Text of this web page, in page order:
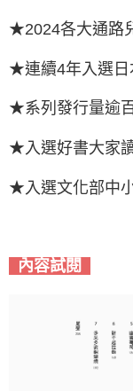
★2024各大通路
★連續4年入選日
★系列發行量逾
★入選好書大家
★入選文化部中
內容試閱